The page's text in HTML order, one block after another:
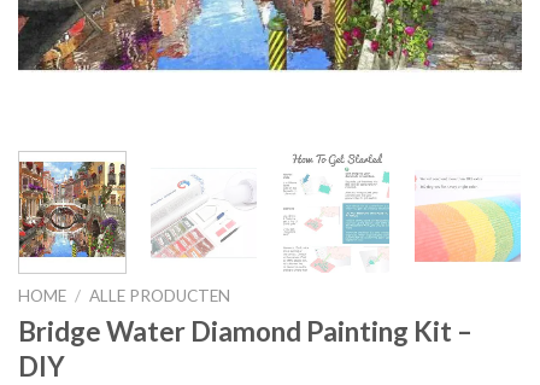
HOME / ALLE PRODUCTEN
Bridge Water Diamond Painting Kit –
DIY